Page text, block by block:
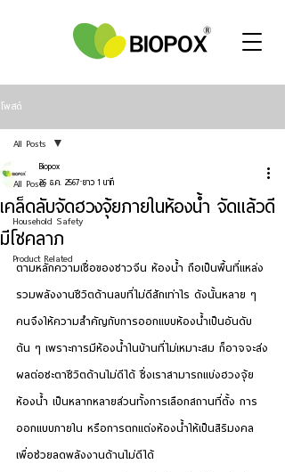
โพสต์
All Posts
Household Safety
Product Related
All Posts
เคล็ดลับจัดฮวงจุ้ยภายในห้องน้ำ จัดแล้วดี
มีโชคลาภ
Biopox
26 ธ.ค. 2567 ยาว 1 นาที
ตามหลักความเชื่อของชาวจีน ห้องน้ำ ถือเป็นพื้นที่แหล่ง
รวมพลังงานชีวิตด้านลบที่ไม่ดีสักเท่าไร ดังนั้นหลาย ๆ
คนจึงให้ความสำคัญกับการออกแบบห้องน้ำเป็นอันดับ
ต้น ๆ เพราะการมีห้องน้ำในบ้านที่ไม่เหมาะสม ก็อาจจะส่ง
ผลต่อชะตาชีวิตด้านไม่ดีได้ ซึ่งเราสามารถแบ่งฮวงจุ้ย
ห้องน้ำ เป็นหลากหลายส่วนทั้งการเลือกสถานที่ตั้ง การ
ออกแบบภายใน หรือการตกแต่งห้องน้ำให้เป็นสิริมงคล
เพื่อช่วยลดพลังงานด้านไม่ดีได้